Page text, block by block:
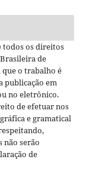
todos os direitos
de
que o trabalho é
publicação em
no eletrônico.
de efetuar nos
e gramatical
não serão
de